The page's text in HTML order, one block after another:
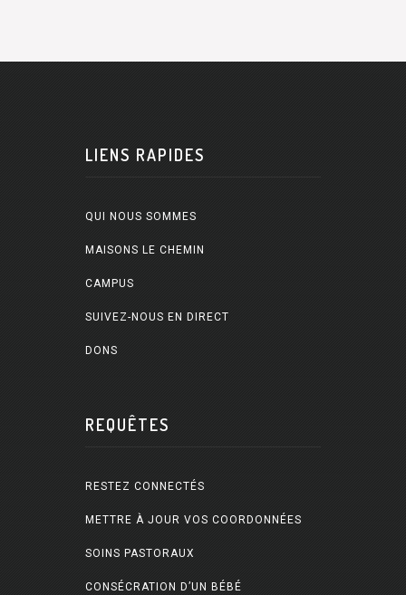
LIENS RAPIDES
QUI NOUS SOMMES
MAISONS LE CHEMIN
CAMPUS
SUIVEZ-NOUS EN DIRECT
DONS
REQUÊTES
RESTEZ CONNECTÉS
METTRE À JOUR VOS COORDONNÉES
SOINS PASTORAUX
CONSÉCRATION D’UN BÉBÉ